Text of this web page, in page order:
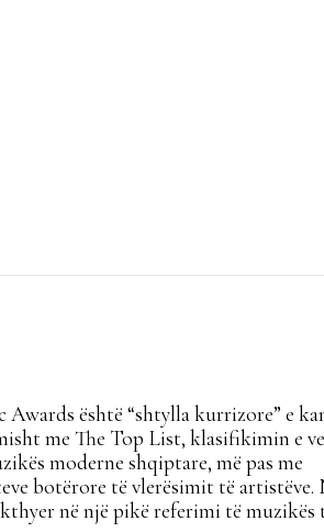
Awards është “shtylla kurrizore” e
me The Top List, klasifikimin e
moderne shqiptare, më pas me
botërore të vlerësimit të artistëve.
në një pikë referimi të muzikës